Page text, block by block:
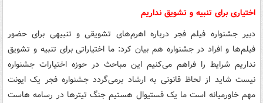
اختیاری برای تنبیه و تشویق نداریم
دبیر جشنواره فیلم فجر درباره اهرم‌های تشویقی و تنبیهی برای حضور
فیلم‌ها و افراد در جشنواره هم بیان کرد: ما اختیاراتی برای تنبیه و تشویق
نداریم شرایط را فراهم می‌کنیم این مباحث در حوزه اختیارات جشنواره
نیست شاید از لحاظ قانونی به ارشاد برمی‌گردد جشنواره فجر یک ایونت
مهم خاورمیانه است ما یک فستیوال هستیم جنگ تیترها در رسامه هاست